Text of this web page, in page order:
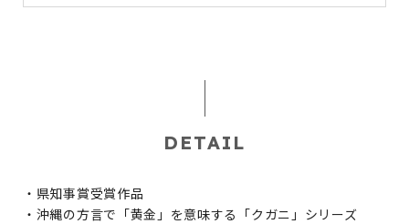
DETAIL
・県知事賞受賞作品
・沖縄の方言で「黄金」を意味する「クガニ」シリーズ